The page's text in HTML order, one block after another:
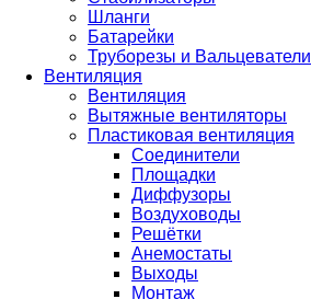
Шланги
Батарейки
Труборезы и Вальцеватели
Вентиляция
Вентиляция
Вытяжные вентиляторы
Пластиковая вентиляция
Соединители
Площадки
Диффузоры
Воздуховоды
Решётки
Анемостаты
Выходы
Монтаж